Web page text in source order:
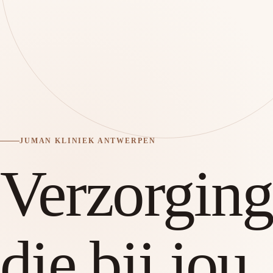
JUMAN KLINIEK ANTWERPEN
Verzorging